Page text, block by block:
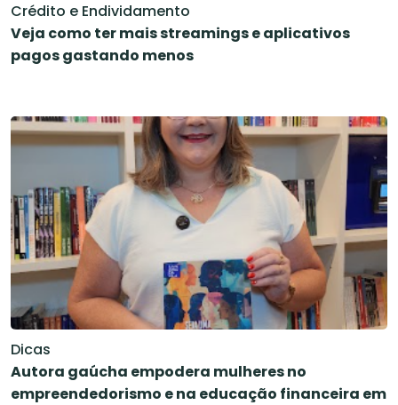
Crédito e Endividamento
Veja como ter mais streamings e aplicativos
pagos gastando menos
Dicas
Autora gaúcha empodera mulheres no
empreendedorismo e na educação financeira em